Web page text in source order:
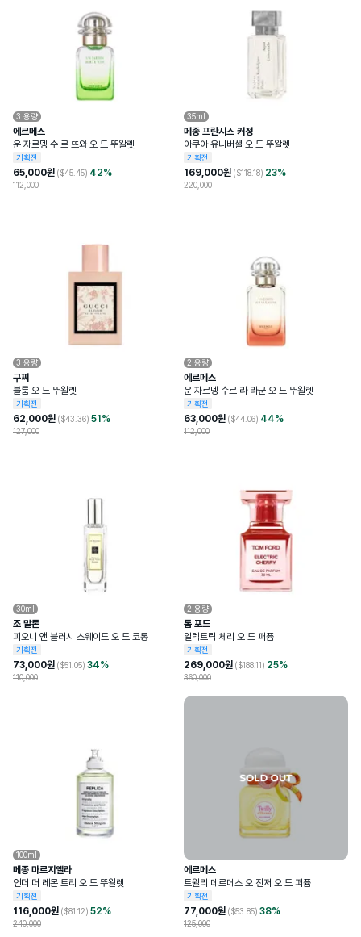
3 용량
에르메스
운 자르뎅 수 르 뜨와 오 드 뚜왈렛
기획전
65,000원 ($45.45) 42%
112,000
35ml
메종 프란시스 커정
아쿠아 유니버셜 오 드 뚜왈렛
기획전
169,000원 ($118.18) 23%
220,000
3 용량
구찌
블룸 오 드 뚜왈렛
기획전
62,000원 ($43.36) 51 %
127,000
2 용량
에르메스
운 자르뎅 수르 라 라군 오 드 뚜왈렛
기획전
63,000원 ($44.06) 44%
112,000
30ml
조 말론
피오니 앤 블러시 스웨이드 오 드 코롱
기획전
73,000원 ($51.05) 34%
110,000
2 용량
톰 포드
일렉트릭 체리 오 드 퍼퓸
기획전
269,000원 ($188.11) 25%
360,000
100ml
메종 마르지엘라
언더 더 레몬 트리 오 드 뚜왈렛
기획전
116,000원 ($81.12) 52%
240,000
에르메스
트윌리 데르메스 오 진저 오 드 퍼퓸
기획전
77,000원 ($53.85) 38%
125,000